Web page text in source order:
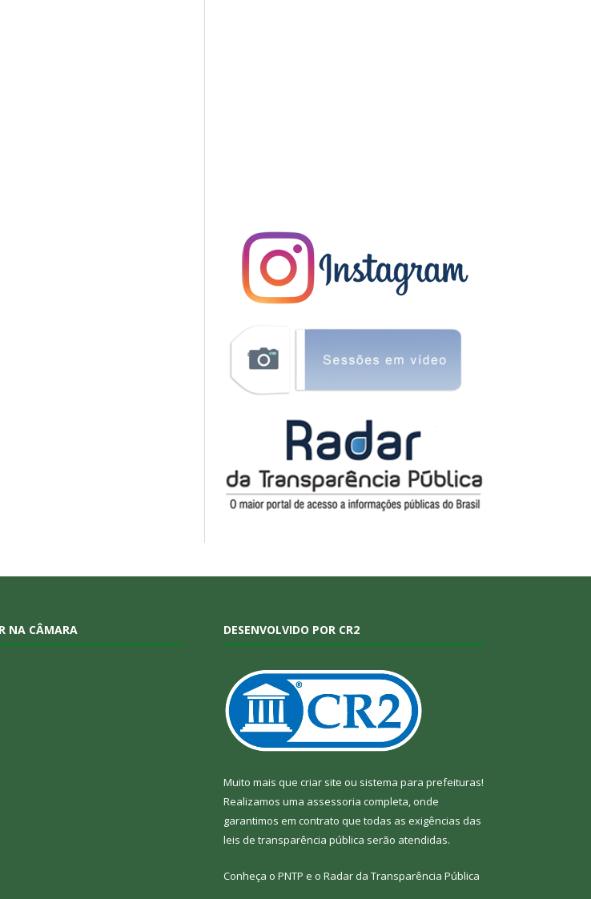
NA CÂMARA DESENVOLVIDO POR CR2
Muito mais que criar site ou sistema para prefeituras!
Realizamos uma assessoria completa, onde
garantimos em contrato que todas as exigências das
leis de transparência pública serão atendidas.
Conheça o PNTP e o Radar da Transparência Pública